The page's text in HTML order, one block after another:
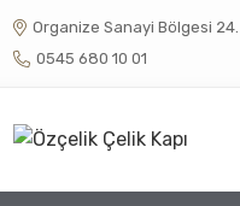
Organize Sanayi Bölgesi
0545 680 10 01